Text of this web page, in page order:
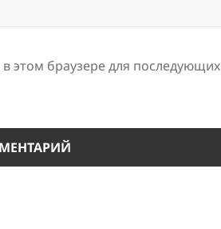
этом браузере для последующих